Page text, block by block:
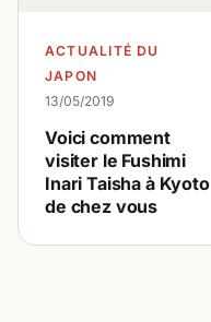
ACTUALITÉ DU
JAPON
13/05/2019
Voici comment
visiter le Fushimi
Inari Taisha à Kyoto
de chez vous